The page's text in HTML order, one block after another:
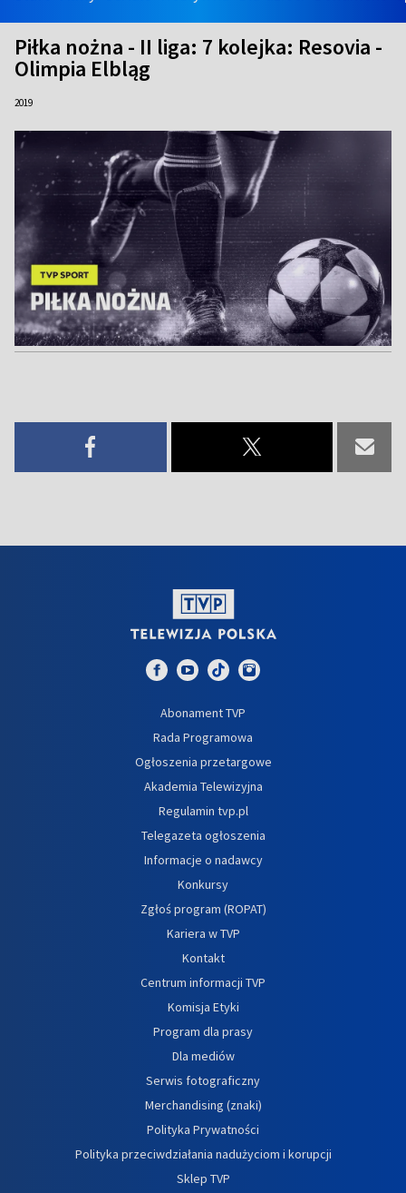
Piłka nożna - II liga: 7 kolejka: Resovia -
Olimpia Elbląg
2019
Abonament TVP
Rada Programowa
Ogłoszenia przetargowe
Akademia Telewizyjna
Regulamin tvp.pl
Telegazeta ogłoszenia
Informacje o nadawcy
Konkursy
Zgłoś program (ROPAT)
Kariera w TVP
Kontakt
Centrum informacji TVP
Komisja Etyki
Program dla prasy
Dla mediów
Serwis fotograficzny
Merchandising (znaki)
Polityka Prywatności
Polityka przeciwdziałania nadużyciom i korupcji
Sklep TVP